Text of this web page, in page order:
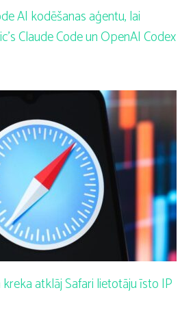
AI kodēšanas aģentu, lai
Claude Code un OpenAI Codex
atklāj Safari lietotāju īsto IP